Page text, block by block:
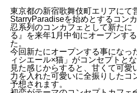
東京都の新宿歌舞伎町エリアにて
StarryParadiseを始めとするコン
忍系列のコンカフェとして新たに
る』を来年1月中旬にオープンす
た。
今回新たにオープンする事になっ
ィシエール×猫」がコンセプトと
見た感じからすると、甘くて可愛
力を入れた可愛いに全振りしたコ
予想されます。